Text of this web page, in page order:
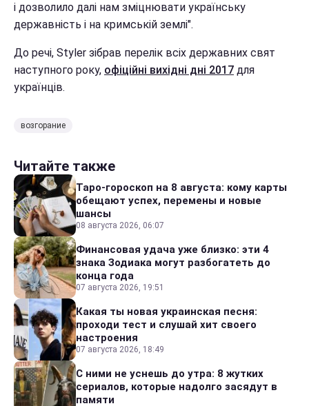
і дозволило далі нам зміцнювати українську
державність і на кримській землі".
До речі, Styler зібрав перелік всіх державних свят
наступного року, офіційні вихідні дні 2017 для
українців.
возгорание
Читайте также
Таро-гороскоп на 8 августа: кому карты
обещают успех, перемены и новые
шансы
08 августа 2026, 06:07
Финансовая удача уже близко: эти 4
знака Зодиака могут разбогатеть до
конца года
07 августа 2026, 19:51
Какая ты новая украинская песня:
проходи тест и слушай хит своего
настроения
07 августа 2026, 18:49
С ними не уснешь до утра: 8 жутких
сериалов, которые надолго засядут в
памяти